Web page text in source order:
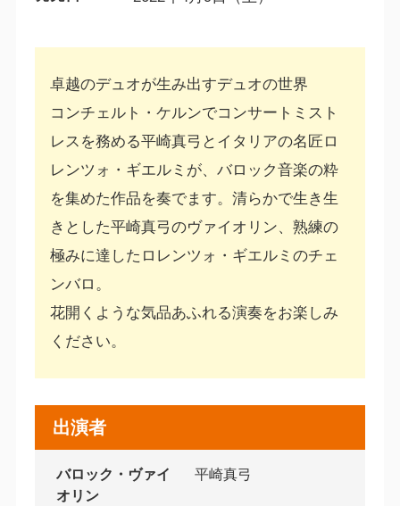
卓越のデュオが生み出すデュオの世界
コンチェルト・ケルンでコンサートミスト
レスを務める平崎真弓とイタリアの名匠ロ
レンツォ・ギエルミが、バロック音楽の粋
を集めた作品を奏でます。清らかで生き生
きとした平崎真弓のヴァイオリン、熟練の
極みに達したロレンツォ・ギエルミのチェ
ンバロ。
花開くような気品あふれる演奏をお楽しみ
ください。
出演者
バロック・ヴァイ
オリン
平崎真弓